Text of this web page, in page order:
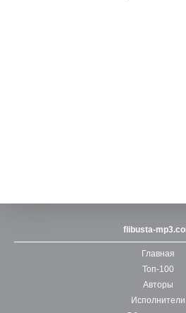
flibusta-
Главная
Топ-100
Авторы
Исполнители